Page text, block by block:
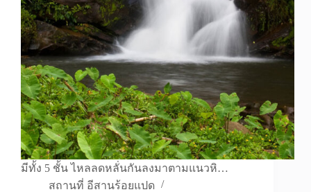
มีทั้ง 5 ชั้น ไหลลดหลั่นกันลงมาตามแนวหิ…
สถานที่ อีสานร้อยแปด